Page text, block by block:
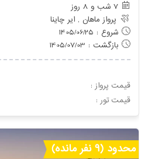
7 شب و 8 روز
پرواز ماهان , ایر چاینا
شروع : 1405/06/25
بازگشت : 1405/07/03
قیمت پرواز :
: قیمت تور
محدود (9 نفر مانده)